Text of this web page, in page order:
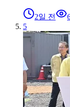
2일 전
5